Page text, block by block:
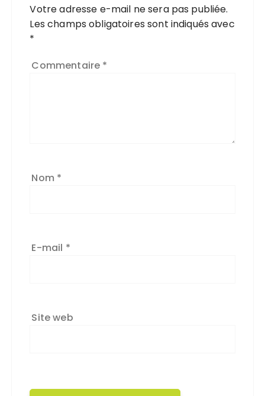
Votre adresse e-mail ne sera pas publiée.
Les champs obligatoires sont indiqués avec
*
Commentaire *
Nom *
E-mail *
Site web